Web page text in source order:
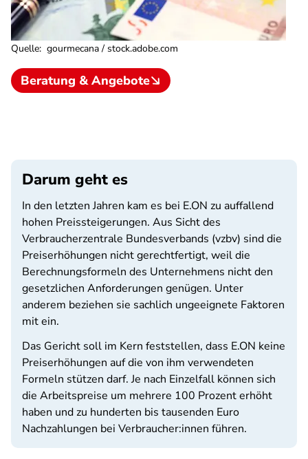
Quelle: gourmecana / stock.adobe.com
Beratung & Angebote
Darum geht es
In den letzten Jahren kam es bei E.ON zu auffallend
hohen Preissteigerungen. Aus Sicht des
Verbraucherzentrale Bundesverbands (vzbv) sind die
Preiserhöhungen nicht gerechtfertigt, weil die
Berechnungsformeln des Unternehmens nicht den
gesetzlichen Anforderungen genügen. Unter
anderem beziehen sie sachlich ungeeignete Faktoren
mit ein.
Das Gericht soll im Kern feststellen, dass E.ON keine
Preiserhöhungen auf die von ihm verwendeten
Formeln stützen darf. Je nach Einzelfall können sich
die Arbeitspreise um mehrere 100 Prozent erhöht
haben und zu hunderten bis tausenden Euro
Nachzahlungen bei Verbraucher:innen führen.